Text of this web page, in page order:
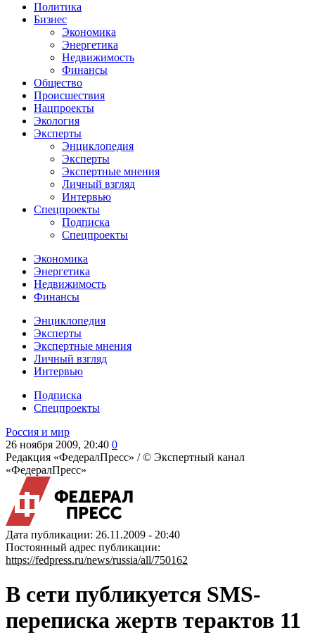
Политика
Бизнес
Экономика
Энергетика
Недвижимость
Финансы
Общество
Происшествия
Нацпроекты
Экология
Эксперты
Энциклопедия
Эксперты
Экспертные мнения
Личный взгляд
Интервью
Спецпроекты
Подписка
Спецпроекты
Экономика
Энергетика
Недвижимость
Финансы
Энциклопедия
Эксперты
Экспертные мнения
Личный взгляд
Интервью
Подписка
Спецпроекты
Россия и мир
26 ноября 2009, 20:40 0
Редакция «ФедералПресс» /© Экспертный канал
«ФедералПресс»
Дата публикации: 26.11.2009 - 20:40
Постоянный адрес публикации:
https://fedpress.ru/news/russia/all/750162
В сети публикуется SMS-
переписка жертв терактов 11